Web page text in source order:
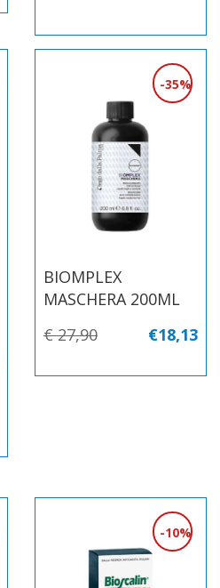
BIOMPLEX
MASCHERA 200ML
35%
€ 27,90 €18,13
10%